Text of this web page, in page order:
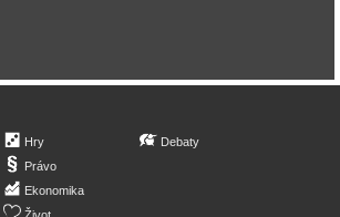
Hry
Právo
Ekonomika
Debaty